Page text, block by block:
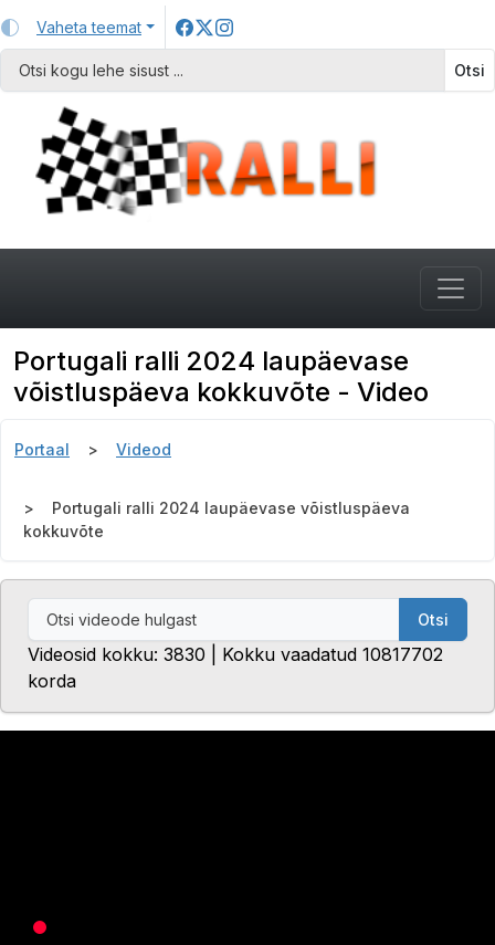
Vaheta teemat
Otsi
Portugali ralli 2024 laupäevase
võistluspäeva kokkuvõte - Video
Portaal Videod
Portugali ralli 2024 laupäevase võistluspäeva
kokkuvõte
Otsi
Videosid kokku: 3830 | Kokku vaadatud 10817702
korda